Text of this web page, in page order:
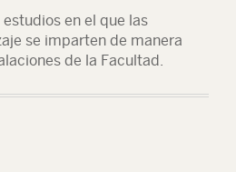
en el que las
se imparten de manera
de la Facultad.